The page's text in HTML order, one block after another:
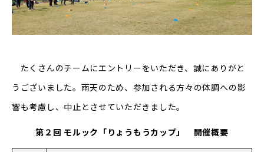
たくさんのチームにエントリーをいただき、誠にありがと
うございました。雨天のため、参加される方々の体調への影
響も考慮し、中止とさせていただきました。
第２回 モルック「りょうもうカップ」 開催概要